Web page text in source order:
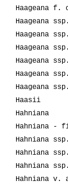
Haageana
Haageana
Haageana
Haageana
Haageana
Haageana
Haageana
Haasii
Hahniana
Hahniana -
Hahniana
Hahniana
Hahniana
Hahniana